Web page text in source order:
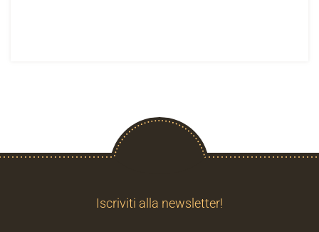
Iscriviti alla newsletter!